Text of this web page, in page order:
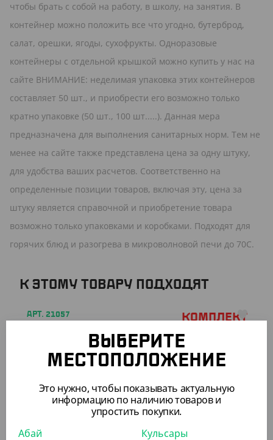
чтобы брать с собой на работу, в школу, на занятия. В
контейнер можно положить все что угодно, бутерброд,
салат, орешки, ягоды, сухофрукты. Одноразовые
контейнеры с отдельной крышкой можно купить у нас на
сайте ВНИМАНИЕ: неделимая упаковка этих контейнеров
составляет 50 шт., и приобрести его возможно только
кратно упаковке (50 шт., 100 шт.....). Данная мера
предназначена для выполнения санитарных норм. Тем не
менее на сайте также представлена цена за одну штуку,
для удобства ваших расчетов. Соответственно на
определенные позиции товаров, включая эту, цена за
штуку является справочной и приобретение товара
возможно только упаковками и коробками. Подходят для
горячих блюд и разогрева в микроволновой печи до 70C.
К ЭТОМУ ТОВАРУ ПОДХОДЯТ
АРТ. 21057 Комплект
ВЫБЕРИТЕ
МЕСТОПОЛОЖЕНИЕ
Это нужно, чтобы показывать актуальную
информацию по наличию товаров и
упростить покупки.
Абай
Кульсары